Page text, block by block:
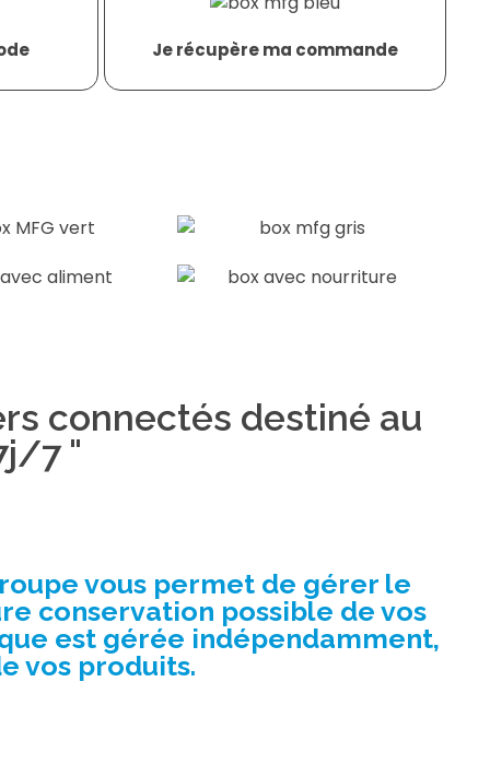
Je récupère ma commande
connectés destiné au
7 "
vous permet de gérer le
conservation possible de vos
est gérée indépendamment,
vos produits.